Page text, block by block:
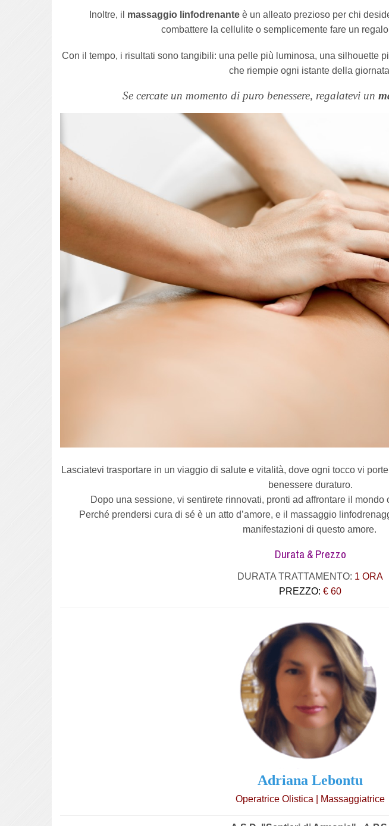
Inoltre, il massaggio linfodrenanteè un alleato prezioso per chi
combattere la cellulite o semplicemente fare un
Con il tempo, i risultati sono tangibili: una pelle più luminosa, una silhouette
che riempie ogni istante della
Se cercate un momento di puro benessere, regalatevi un
Lasciatevi trasportare in un viaggio di salute e vitalità, dove ogni tocco vi
benessere duraturo.
Dopo una sessione, vi sentirete rinnovati, pronti ad affrontare il
Perché prendersi cura di sé è un atto d’amore, e il massaggio
manifestazioni di questo amore.
Durata & Prezzo
DURATA TRATTAMENTO: 1 ORA
PREZZO: € 60
Adriana Lebontu
Operatrice Olistica | Massaggiatrice